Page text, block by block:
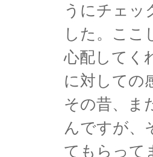
うにチェッ
した。ここ
心配してく
に対しての
その昔、ま
んですが、
てもらって